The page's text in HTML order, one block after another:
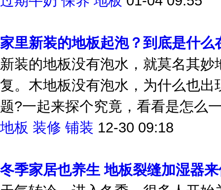
过期牛奶 保养 地板
家里新装的地板起泡？到底是什么
新装的地板没有泡水，就莫名其
复。木地板没有泡水，为什么也
题?一起来探个究竟，看看是怎么
地板 装修 铺装
冬季家居也养生 地板裂缝加湿器